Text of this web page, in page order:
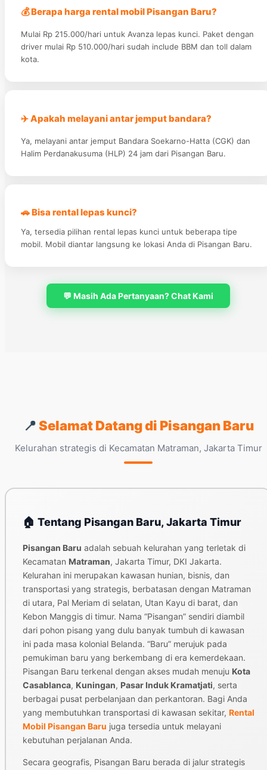
💰 Berapa harga rental mobil Pisangan Baru?
Mulai Rp 215.000/hari untuk Avanza lepas kunci. Paket dengan
driver mulai Rp 510.000/hari sudah include BBM dan toll dalam
kota.
✈️ Apakah melayani antar jemput bandara?
Ya, melayani antar jemput Bandara Soekarno-Hatta (CGK) dan
Halim Perdanakusuma (HLP) 24 jam dari Pisangan Baru.
🚗 Bisa rental lepas kunci?
Ya, tersedia pilihan rental lepas kunci untuk beberapa tipe
mobil. Mobil diantar langsung ke lokasi Anda di Pisangan Baru.
💬 Masih Ada Pertanyaan? Chat Kami
📍Selamat Datang di Pisangan Baru
Kelurahan strategis di Kecamatan Matraman, Jakarta Timur
🏠 Tentang Pisangan Baru, Jakarta Timur
Pisangan Baru adalah sebuah kelurahan yang terletak di
Kecamatan Matraman, Jakarta Timur, DKI Jakarta.
Kelurahan ini merupakan kawasan hunian, bisnis, dan
transportasi yang strategis, berbatasan dengan Matraman
di utara, Pal Meriam di selatan, Utan Kayu di barat, dan
Kebon Manggis di timur. Nama “Pisangan” sendiri diambil
dari pohon pisang yang dulu banyak tumbuh di kawasan
ini pada masa kolonial Belanda. “Baru” merujuk pada
pemukiman baru yang berkembang di era kemerdekaan.
Pisangan Baru terkenal dengan akses mudah menuju Kota
Casablanca, Kuningan, Pasar Induk Kramatjati, serta
berbagai pusat perbelanjaan dan perkantoran. Bagi Anda
yang membutuhkan transportasi di kawasan sekitar, Rental
Mobil Pisangan Baru juga tersedia untuk melayani
kebutuhan perjalanan Anda.
Secara geografis, Pisangan Baru berada di jalur strategis